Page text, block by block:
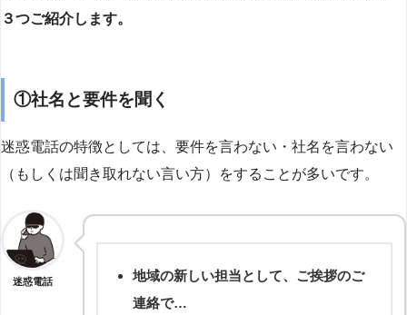
３つご紹介します。
①社名と要件を聞く
迷惑電話の特徴としては、要件を言わない・社名を言わない
（もしくは聞き取れない言い方）をすることが多いです。
迷惑電話
地域の新しい担当として、ご挨拶のご
連絡で…